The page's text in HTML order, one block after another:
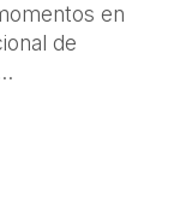
en
de